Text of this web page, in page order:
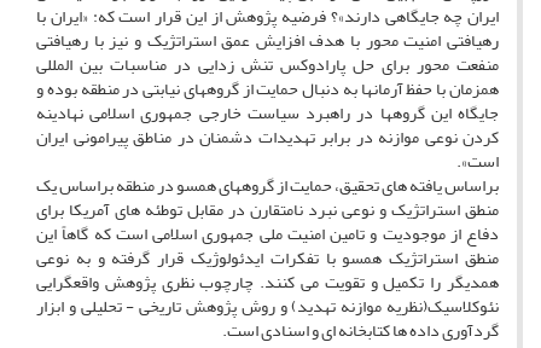
ایران چه جایگاهی دارند»؟ فرضیه پژوهش از این قرار است که: «ایران با
رهیافتی امنیت محور با هدف افزایش عمق استراتژیک و نیز با رهیافتی
منفعت محور برای حل پارادوکس تنش زدایی در مناسبات بین المللی
همزمان با حفظ آرمانها به دنبال حمایت از گروههای نیابتی در منطقه بوده و
جایگاه این گروهها در راهبرد سیاست خارجی جمهوری اسلامی نهادینه
کردن نوعی موازنه در برابر تهدیدات دشمنان در مناطق پیرامونی ایران
است».
براساس یافته های تحقیق، حمایت از گروههای همسو در منطقه براساس یک
منطق استراتژیک و نوعی نبرد نامتقارن در مقابل توطئه های آمریکا برای
دفاع از موجودیت و تامین امنیت ملی جمهوری اسلامی است که گاهاً این
منطق استراتژیک همسو با تفکرات ایدئولوژیک قرار گرفته و به نوعی
همدیگر را تکمیل و تقویت می کنند. چارچوب نظری پژوهش واقعگرایی
نئوکلاسیک(نظریه موازنه تهدید) و روش پژوهش تاریخی - تحلیلی و ابزار
گردآوری داده ها کتابخانه ای و اسنادی است.